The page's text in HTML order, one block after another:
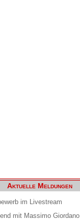
Aktuelle Meldungen
im Livestream
mit Massimo Giordano